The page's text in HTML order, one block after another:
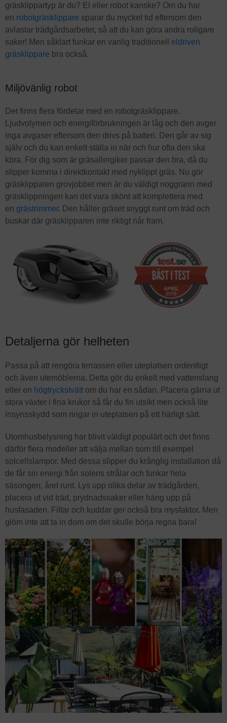
gräsklippartyp är du? El eller robot kanske? Om du har
en robotgräsklippare sparar du mycket tid eftersom den
avlastar trädgårdsarbetet, så att du kan göra andra roligare
saker! Men såklart funkar en vanlig traditionell eldriven
gräsklippare bra också.
Miljövänlig robot
Det finns flera fördelar med en robotgräsklippare.
Ljudvolymen och energiförbrukningen är låg och den avger
inga avgaser eftersom den drivs på batteri. Den går av sig
själv och du kan enkelt ställa in när och hur ofta den ska
köra. För dig som är gräsallergiker passar den bra, då du
slipper komma i direktkontakt med nyklippt gräs. Nu gör
gräsklipparen grovjobbet men är du väldigt noggrann med
gräsklippningen kan det vara skönt att komplettera med
en grästrimmer. Den håller gräset snyggt runt om träd och
buskar där gräsklipparen inte riktigt når fram.
Detaljerna gör helheten
Passa på att rengöra terrassen eller uteplatsen ordentligt
och även utemöblerna. Detta gör du enkelt med vattenslang
eller en högtryckstvätt om du har en sådan. Placera gärna ut
stora växter i fina krukor så får du fin utsikt men också lite
insynsskydd som ringar in uteplatsen på ett härligt sätt.
Utomhusbelysning har blivit väldigt populärt och det finns
därför flera modeller att välja mellan som till exempel
solcellslampor. Med dessa slipper du krånglig installation då
de får sin energi från solens strålar och funkar hela
säsongen, året runt. Lys upp olika delar av trädgården,
placera ut vid träd, prydnadssaker eller häng upp på
husfasaden. Filtar och kuddar ger också bra mysfaktor. Men
glöm inte att ta in dom om det skulle börja regna bara!